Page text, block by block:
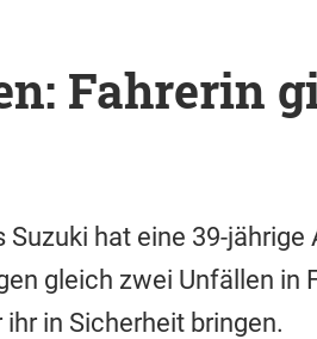
Fahrerin
Suzuki hat eine 39-
gleich zwei Unfällen in
in Sicherheit bringen.